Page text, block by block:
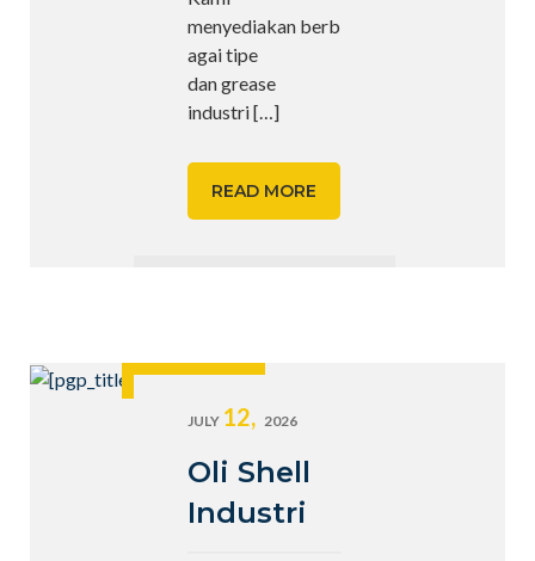
menyediakan berb
agai tipe
dan grease
industri[…]
READ MORE
JULY 12, 2026
Oli Shell
Industri